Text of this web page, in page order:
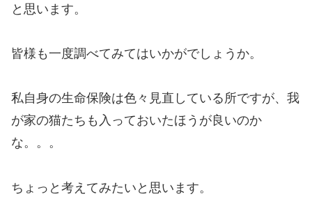
と思います。
皆様も一度調べてみてはいかがでしょうか。
私自身の生命保険は色々見直している所ですが、我
が家の猫たちも入っておいたほうが良いのか
な。。。
ちょっと考えてみたいと思います。